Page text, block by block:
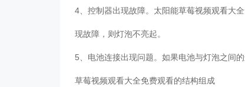
4、控制器出现故障。太阳能草莓视频观看大
现故障，则灯泡不亮起。
5、电池连接出现问题。如果电池与灯泡之间
草莓视频观看大全免费观看的结构组成